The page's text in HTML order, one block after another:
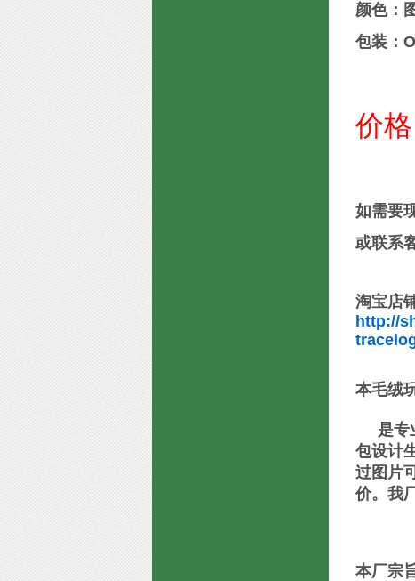
颜色：
包装：
价
如需要
或联系
淘宝店
http://
本毛绒
是专
包设计
过图片
价。我
本厂宗